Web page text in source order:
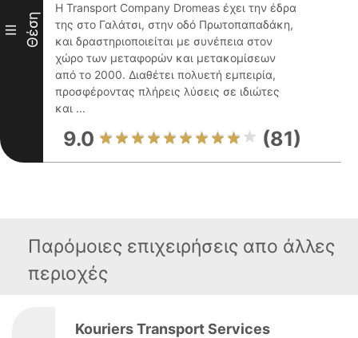
III Θέση
Η Transport Company Dromeas έχει την έδρα
της στο Γαλάτσι, στην οδό Πρωτοπαπαδάκη,
και δραστηριοποιείται με συνέπεια στον
χώρο των μεταφορών και μετακομίσεων
από το 2000. Διαθέτει πολυετή εμπειρία,
προσφέροντας πλήρεις λύσεις σε ιδιώτες
και ...
9.0 (81)
Παρόμοιες επιχειρήσεις απο άλλες
περιοχές
Kouriers Transport Services